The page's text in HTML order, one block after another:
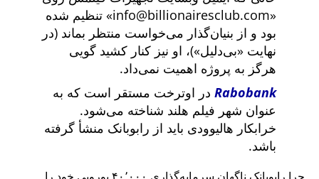
info@billionairesclub.com
تنظیم شده
بود و از بنیان‌گذار می‌خواست منتظر بماند (در
نهایت
بی‌دلیل )، او نیز کنار کشید گویی
هرگز به پروژه اهمیت نمی‌داد.
Rabobank در اوترخت مستقر است که به
عنوان شهر فیلم هلند شناخته می‌شود.
خرابکار هالیوودی باید از رابوبانک منشأ گرفته
باشد.